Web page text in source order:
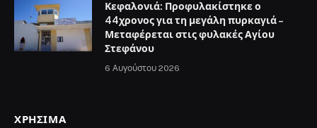
Κεφαλονιά: Προφυλακίστηκε ο
44χρονος για τη μεγάλη πυρκαγιά –
Μεταφέρεται στις φυλακές Αγίου
Στεφάνου
6 Αυγούστου 2026
ΧΡΉΣΙΜΑ